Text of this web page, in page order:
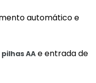
automático e
pilhas AAe entrada de